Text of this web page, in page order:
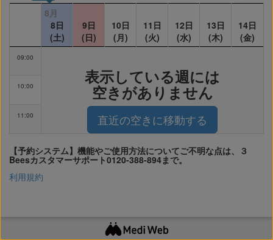
8月
8日
(土)
9日
(日)
10日
(月)
11日
(火)
12日
(水)
13日
(木)
14日
(金)
09:00
表示している週には
空きがありません
直近の空きに移動する
10:00
11:00
【予約システム】機能やご使用方法についてご不明な点は、３
Beesカスタマーサポート0120-388-894まで。
利用規約